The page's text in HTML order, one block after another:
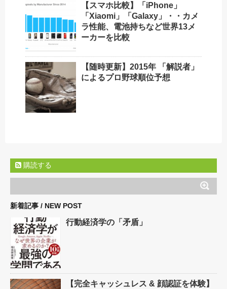
【スマホ比較】「iPhone」
「Xiaomi」「Galaxy」・・カメ
ラ性能、電池持ちなど世界13メ
ーカーを比較
【随時更新】2015年 「解説者」
によるプロ野球順位予想
購読する
新着記事 / NEW POST
行動経済学の「矛盾」
【完全キャッシュレス & 顔認証を体験】